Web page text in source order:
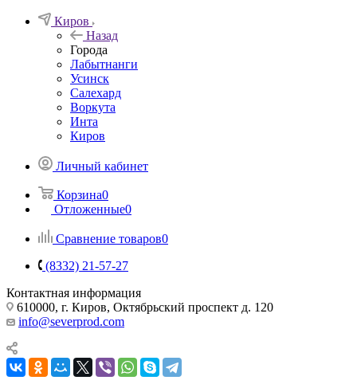
Киров
Назад
Города
Лабытнанги
Усинск
Салехард
Воркута
Инта
Киров
Личный кабинет
Корзина0
Отложенные0
Сравнение товаров0
(8332) 21-57-27
Контактная информация
610000, г. Киров, Октябрьский проспект д. 120
info@severprod.com